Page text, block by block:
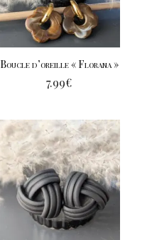
Boucle d’oreille « Florana »
7.99€